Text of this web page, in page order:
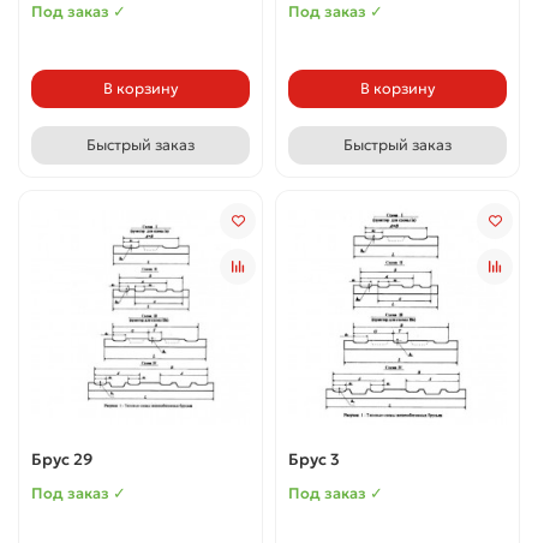
Под заказ ✓
В корзину
Быстрый заказ
Под заказ ✓
В корзину
Быстрый заказ
Брус 29
Под заказ ✓
Брус 3
Под заказ ✓